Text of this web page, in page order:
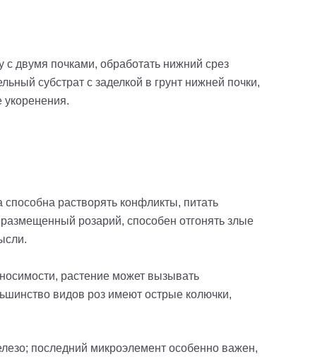
двумя почками, обработать нижний срез
субстрат с заделкой в грунт нижней почки,
укоренения.
растворять конфликты, питать
розарий, способен отгонять злые
растение может вызывать
видов роз имеют острые колючки,
последний микроэлемент особенно важен,